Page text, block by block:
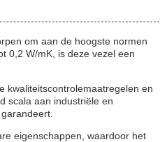
om aan de hoogste normen
0,2 W/mK, is deze vezel een
kwaliteitscontrolemaatregelen en
scala aan industriële en
eigenschappen, waardoor het